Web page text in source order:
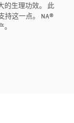
的生理功效。 此
持这一点。 NA®
。